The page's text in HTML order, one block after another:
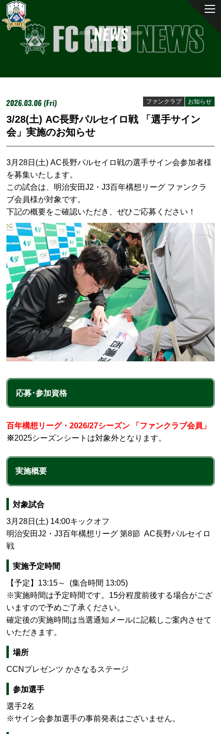
NEWS
ニュース
2026.03.06 (Fri) お知らせ
ファンクラブ
3/28(土) AC長野パルセイロ戦 「選手サイン
会」実施のお知らせ
3月28日(土) AC長野パルセイロ戦の選手サイン会参加者様
を募集いたします。
この試合は、明治安田J2・J3百年構想リーグ ファンクラ
ブ会員様が対象です。
下記の概要をご確認いただき、ぜひご応募ください！
応募･参加資格
百年構想リーグ・2026/27シーズン 「ファンクラブ会員」
※2025シーズンシートは対象外となります。
実施概要
対象試合
3月28日(土) 14:00キックオフ
明治安田J2・J3百年構想リーグ 第8節 AC長野パルセイロ
戦
実施予定時間
【予定】13:15～ (集合時間 13:05)
※実施時間は予定時間です。15分程度前後する場合がござ
いますので予めご了承ください。
確定後の実施時間は当選通知メールに記載しご案内させて
いただきます。
場所
CCNプレゼンツ かさなるステージ
参加選手
選手2名
※サイン会参加選手の事前発表はございません。